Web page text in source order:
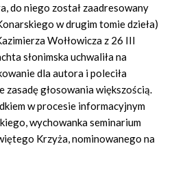
do niego został zaadresowany
w drugim tomie dzieła)
Wołłowicza z 26 III
słonimska uchwaliła na
dla autora i poleciła
zasadę głosowania większością.
w procesie informacyjnym
wychowanka seminarium
Krzyża, nominowanego na